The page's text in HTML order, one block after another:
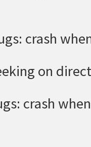
crash
on
crash